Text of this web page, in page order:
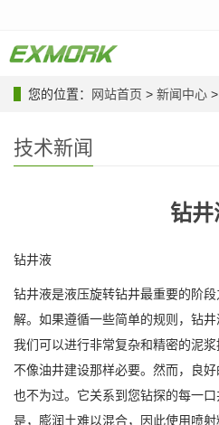
您的位置：
网站首页 > 新闻中心 >
技术新闻
钻井
钻井液
钻井液是液压旋转钻井最重要的阶
解。如果遵循一些简单的规则，钻井
我们可以进行非常复杂和精密的泥
不像油井建设那样必要。然而，良
也不为过。它关系到您钻探的每一
是，膨润土难以混合，因此使用喷射